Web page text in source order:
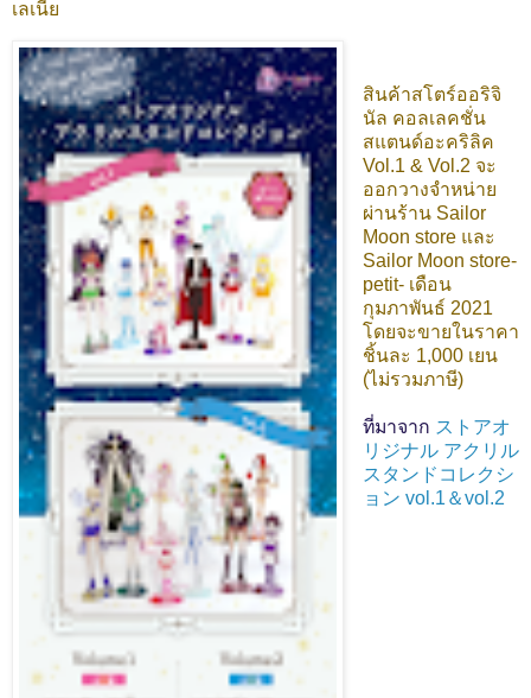
เลเนีย
สินค้าสโตร์ออริจิ
นัล คอลเลคชั่น
สแตนด์อะคริลิค
Vol.1 & Vol.2 จะ
ออกวางจำหน่าย
ผ่านร้าน Sailor
Moon store และ
Sailor Moon store-
petit- เดือน
กุมภาพันธ์ 2021
โดยจะขายในราคา
ชิ้นละ 1,000 เยน
(ไม่รวมภาษี)
ที่มาจาก ストアオ
リジナル アクリル
スタンドコレクシ
ョン vol.1＆vol.2